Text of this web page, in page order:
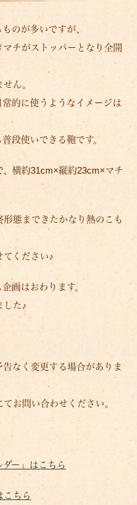
のが多いですが、
チがストッパーとなり全開
ん。
的に使うようなイメージは
段使いできる鞄です。
、横約31cm×縦約23cm×マチ
態まできたかなり熱のこも
ください♪
画はおわります。
した♪
なく変更する場合がありま
お問い合わせください。
ー」はこちら
こちら